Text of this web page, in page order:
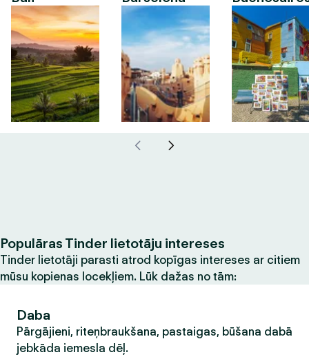
Populāras Tinder lietotāju intereses
Tinder lietotāji parasti atrod kopīgas intereses ar citiem
mūsu kopienas locekļiem. Lūk dažas no tām:
Daba
Pārgājieni, riteņbraukšana, pastaigas, būšana dabā
jebkāda iemesla dēļ.